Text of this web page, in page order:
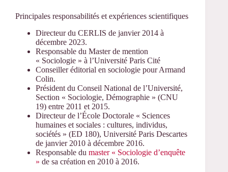
Principales responsabilités et expériences scientifiques
Directeur du CERLIS de janvier 2014 à
décembre 2023.
Responsable du Master de mention
« Sociologie » à l’Université Paris Cité
Conseiller éditorial en sociologie pour Armand
Colin.
Président du Conseil National de l’Université,
Section « Sociologie, Démographie » (CNU
19) entre 2011 et 2015.
Directeur de l’École Doctorale « Sciences
humaines et sociales : cultures, individus,
sociétés » (ED 180), Université Paris Descartes
de janvier 2010 à décembre 2016.
Responsable du master « Sociologie d’enquête
» de sa création en 2010 à 2016.